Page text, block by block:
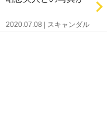
2020.07.08 | スキャンダル